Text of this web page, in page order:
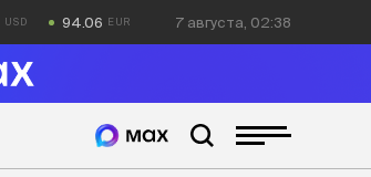
94.06 7 августа, 02:38